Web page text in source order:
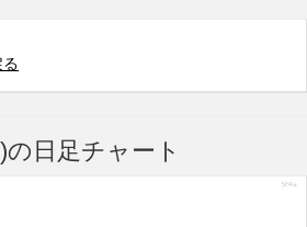
の日足チャート